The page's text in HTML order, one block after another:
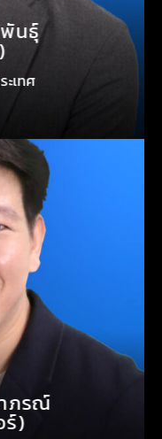
นธุ์
ะเทศ
ภรณ์
ร์)